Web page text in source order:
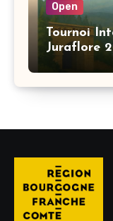
Open
Tournoi
Juraflore